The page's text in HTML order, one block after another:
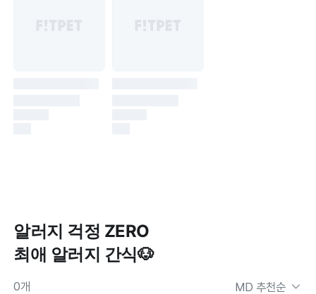
알러지 걱정 ZERO
최애 알러지 간식🐶
0개